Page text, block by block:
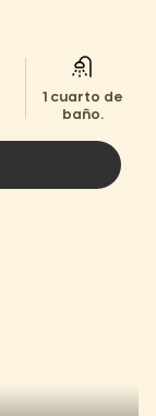
1 cuarto de
baño.